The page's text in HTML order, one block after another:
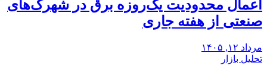
اعمال محدودیت یک‌روزه برق در شهرک‌های
صنعتی از هفته جاری
مرداد ۱۲, ۱۴۰۵
تحلیل بازار